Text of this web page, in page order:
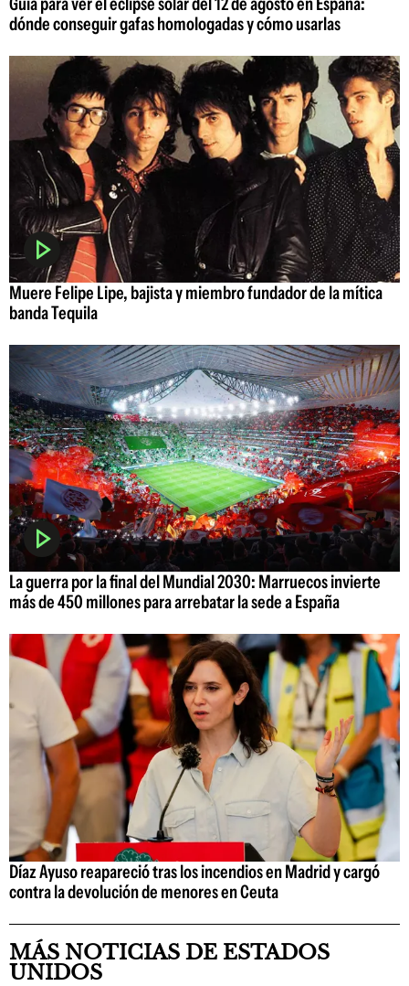
dónde conseguir gafas homologadas y cómo usarlas
Muere Felipe Lipe, bajista y miembro fundador de la mítica
banda Tequila
La guerra por la final del Mundial 2030: Marruecos invierte
más de 450 millones para arrebatar la sede a España
Díaz Ayuso reapareció tras los incendios en Madrid y cargó
contra la devolución de menores en Ceuta
MÁS NOTICIAS DE ESTADOS
UNIDOS